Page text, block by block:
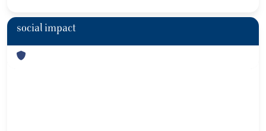
social impact